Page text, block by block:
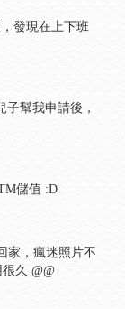
發現在上下班
幫我申請後，
儲值 :D
家，瘋迷照片不
久 @@